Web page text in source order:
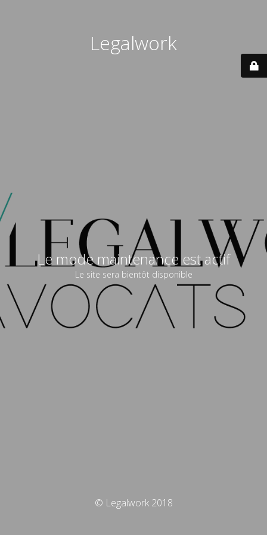
Legalwork
Le mode maintenance est actif
Le site sera bientôt disponible
© Legalwork 2018